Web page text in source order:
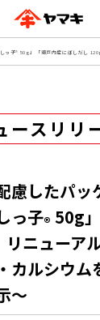
プ
っ子® 50g」「瀬戸内産にぼしだし
ースリリ
慮したパッ
っ子® 50g
ニューア
カルシウム
～